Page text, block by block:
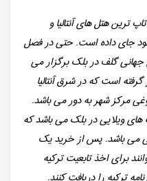
ترین هتل های آنتالیا و
جای داده است. حتی در فصل
جهانی گلف در بلک برگزار می
است که در شرق آنتالیا
مرکز شهر به دور می باشد.
ویلایی در بلک می باشد که
می باشد. پس از خرید یک
برای اخذ تابعیت ترکیه